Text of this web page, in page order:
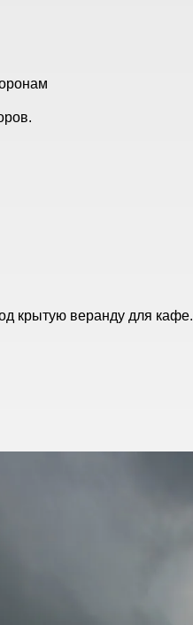
крытую веранду для кафе.